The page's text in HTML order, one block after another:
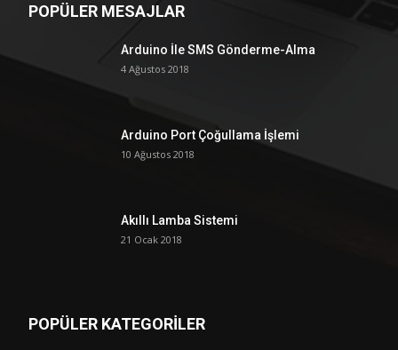
POPÜLER MESAJLAR
Arduino İle SMS Gönderme-Alma
4 Ağustos 2018
Arduino Port Çoğullama İşlemi
10 Ağustos 2018
Akıllı Lamba Sistemi
21 Ocak 2018
POPÜLER KATEGORİLER